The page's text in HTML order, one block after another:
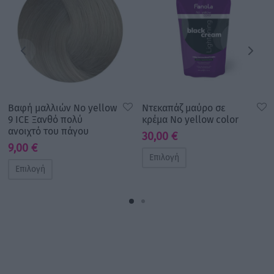
Βαφή μαλλιών No yellow
9 ICE Ξανθό πολύ
ανοιχτό του πάγου
9,00 €
Επιλογή
Ντεκαπάζ μαύρο σε
κρέμα No yellow color
30,00 €
Επιλογή